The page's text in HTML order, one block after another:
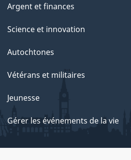
Argent et finances
Science et innovation
Autochtones
Vétérans et militaires
Jeunesse
Gérer les événements de la vie